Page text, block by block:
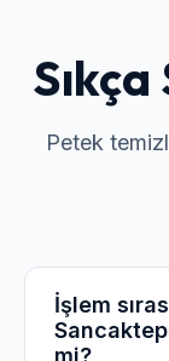
Petek
İşlem
mi?